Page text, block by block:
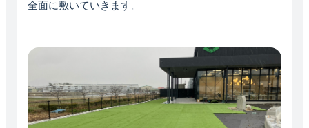
全面に敷いていきます。